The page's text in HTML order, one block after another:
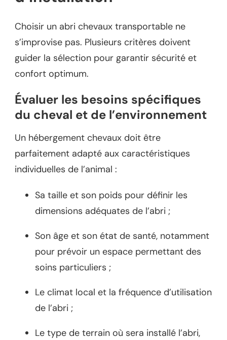
Choisir un abri chevaux transportable ne
s’improvise pas. Plusieurs critères doivent
guider la sélection pour garantir sécurité et
confort optimum.
Évaluer les besoins spécifiques
du cheval et de l’environnement
Un hébergement chevaux doit être
parfaitement adapté aux caractéristiques
individuelles de l’animal :
Sa taille et son poids pour définir les
dimensions adéquates de l’abri ;
Son âge et son état de santé, notamment
pour prévoir un espace permettant des
soins particuliers ;
Le climat local et la fréquence d’utilisation
de l’abri ;
Le type de terrain où sera installé l’abri,